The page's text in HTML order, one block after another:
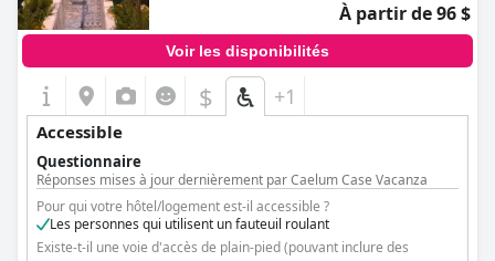
À partir de 96 $
Voir les disponibilités
$ +1
Accessible
Questionnaire
Réponses mises à jour dernièrement par Caelum Case Vacanza
Pour qui votre hôtel/logement est-il accessible ?
Les personnes qui utilisent un fauteuil roulant
Existe-t-il une voie d'accès de plain-pied (pouvant inclure des